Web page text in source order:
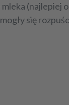
(najlepiej
się